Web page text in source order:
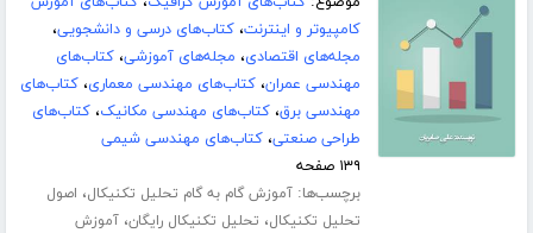
کامپیوتر و اینترنت،کتاب‌های درسی و دانشجویی،
مجله‌های اقتصادی، مجله‌های آموزشی،کتاب‌های
مهندسی عمران،کتاب‌های مهندسی معماری،کتاب‌های
مهندسی برق،کتاب‌های مهندسی مکانیک،کتاب‌های
طراحی صنعتی،کتاب‌های مهندسی شیمی
۱۳۹ صفحه
برچسب‌ها:آموزش گام به گام تحلیل تکنیکال، اصول
تحلیل تکنیکال، تحلیل تکنیکال رایگان،آموزش